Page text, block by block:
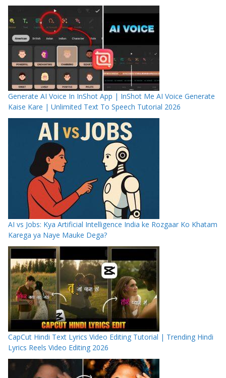
Generate AI Voice In InShot App | InShot Me AI Voice Generate
Kaise Kare | Unlimited Text To Speech Tutorial 2026
AI vs Jobs: Kya Artificial Intelligence India ke Rozgaar Ko Khatam
Karega ya Naye Mauke Dega?
CapCut Hindi Text Lyrics Video Editing Tutorial | Trending Hindi
Lyrics Reels Video Editing 2026